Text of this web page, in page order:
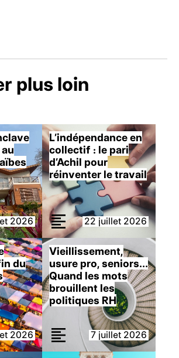
plus loin
2026
L’indépendance en
collectif : le pari
d’Achil pour
réinventer le travail
22 juillet 2026
du
2026
Vieillissement,
usure pro, seniors…
Quand les mots
brouillent les
politiques RH
7 juillet 2026